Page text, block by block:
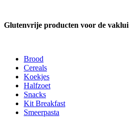
Glutenvrije producten voor de vaklui
Brood
Cereals
Koekjes
Halfzoet
Snacks
Kit Breakfast
Smeerpasta